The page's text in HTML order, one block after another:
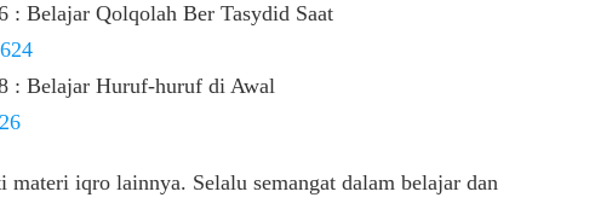
: Belajar Qolqolah Ber Tasydid Saat
: Belajar Huruf-huruf di Awal
materi iqro lainnya. Selalu semangat dalam belajar dan